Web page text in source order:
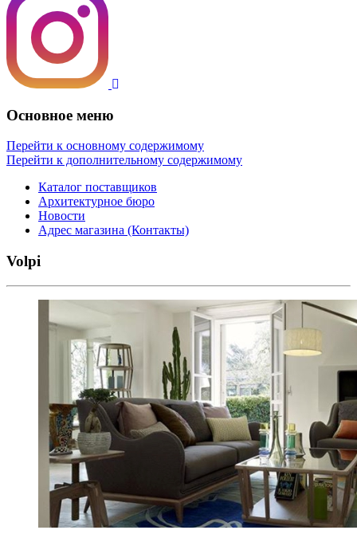
Основное меню
Перейти к основному содержимому
Перейти к дополнительному содержимому
Каталог поставщиков
Архитектурное бюро
Новости
Адрес магазина (Контакты)
Volpi